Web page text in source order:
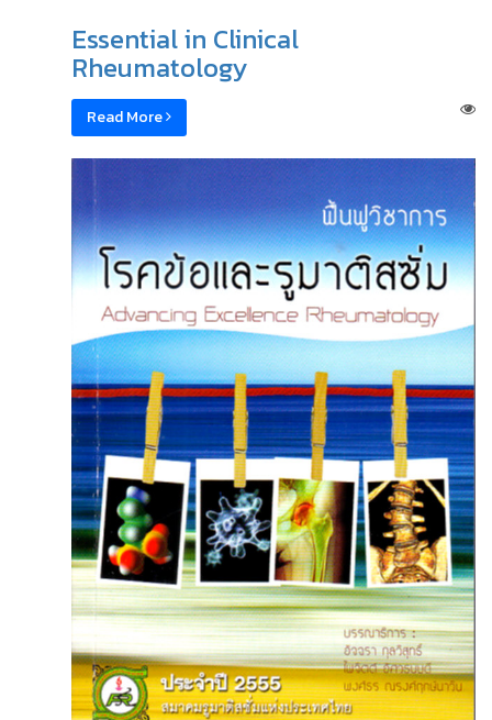
Essential in Clinical
Rheumatology
Read More